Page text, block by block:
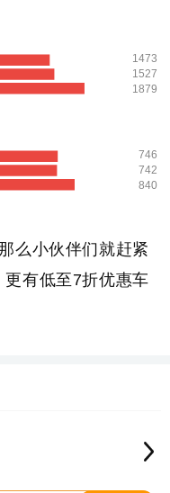
1473
1527
1879
746
742
840
么小伙伴们就赶紧
有低至7折优惠车